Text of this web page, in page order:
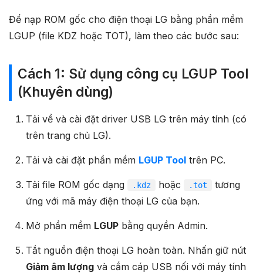
Để nạp ROM gốc cho điện thoại LG bằng phần mềm
LGUP (file KDZ hoặc TOT), làm theo các bước sau:
Cách 1: Sử dụng công cụ LGUP Tool
(Khuyên dùng)
Tải về và cài đặt driver USB LG trên máy tính (có
trên trang chủ LG).
Tải và cài đặt phần mềm LGUP Tooltrên PC.
Tải file ROM gốc dạng .kdz hoặc .tot
tương
ứng với mã máy điện thoại LG của bạn.
Mở phần mềm LGUPbằng quyền Admin.
Tắt nguồn điện thoại LG hoàn toàn. Nhấn giữ nút
Giảm âm lượngvà cắm cáp USB nối với máy tính